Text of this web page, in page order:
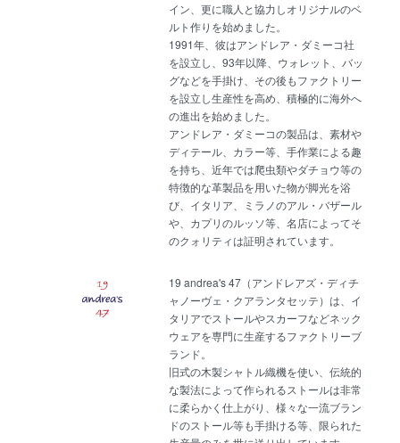
イン、更に職人と協力しオリジナルのベ
ルト作りを始めました。
1991年、彼はアンドレア・ダミーコ社
を設立し、93年以降、ウォレット、バッ
グなどを手掛け、その後もファクトリー
を設立し生産性を高め、積極的に海外へ
の進出を始めました。
アンドレア・ダミーコの製品は、素材や
ディテール、カラー等、手作業による趣
を持ち、近年では爬虫類やダチョウ等の
特徴的な革製品を用いた物が脚光を浴
び、イタリア、ミラノのアル・バザール
や、カプリのルッソ等、名店によってそ
のクォリティは証明されています。
19 andrea's 47（アンドレアズ・ディチ
ャノーヴェ・クアランタセッテ）は、イ
タリアでストールやスカーフなどネック
ウェアを専門に生産するファクトリーブ
ランド。
旧式の木製シャトル織機を使い、伝統的
な製法によって作られるストールは非常
に柔らかく仕上がり、様々な一流ブラン
ドのストール等も手掛ける等、限られた